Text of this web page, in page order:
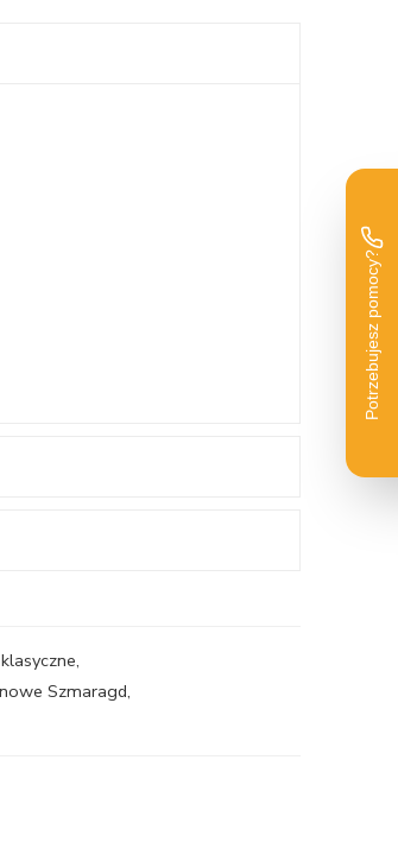
,
Szmaragd,